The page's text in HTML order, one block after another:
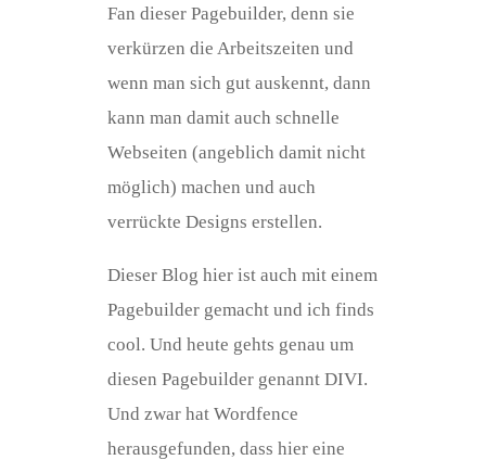
Fan dieser Pagebuilder, denn sie
verkürzen die Arbeitszeiten und
wenn man sich gut auskennt, dann
kann man damit auch schnelle
Webseiten (angeblich damit nicht
möglich) machen und auch
verrückte Designs erstellen.
Dieser Blog hier ist auch mit einem
Pagebuilder gemacht und ich finds
cool. Und heute gehts genau um
diesen Pagebuilder genannt DIVI.
Und zwar hat Wordfence
herausgefunden, dass hier eine